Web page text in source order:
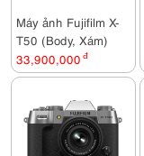
Máy ảnh Fujifilm X-
T50 (Body, Xám)
33,900,000 đ